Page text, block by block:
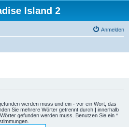
Island 2
Anmelden
werden muss und ein - vor ein Wort, das
Sie mehrere Wörter getrennt durch | innerhalb
gefunden werden muss. Benutzen Sie ein *